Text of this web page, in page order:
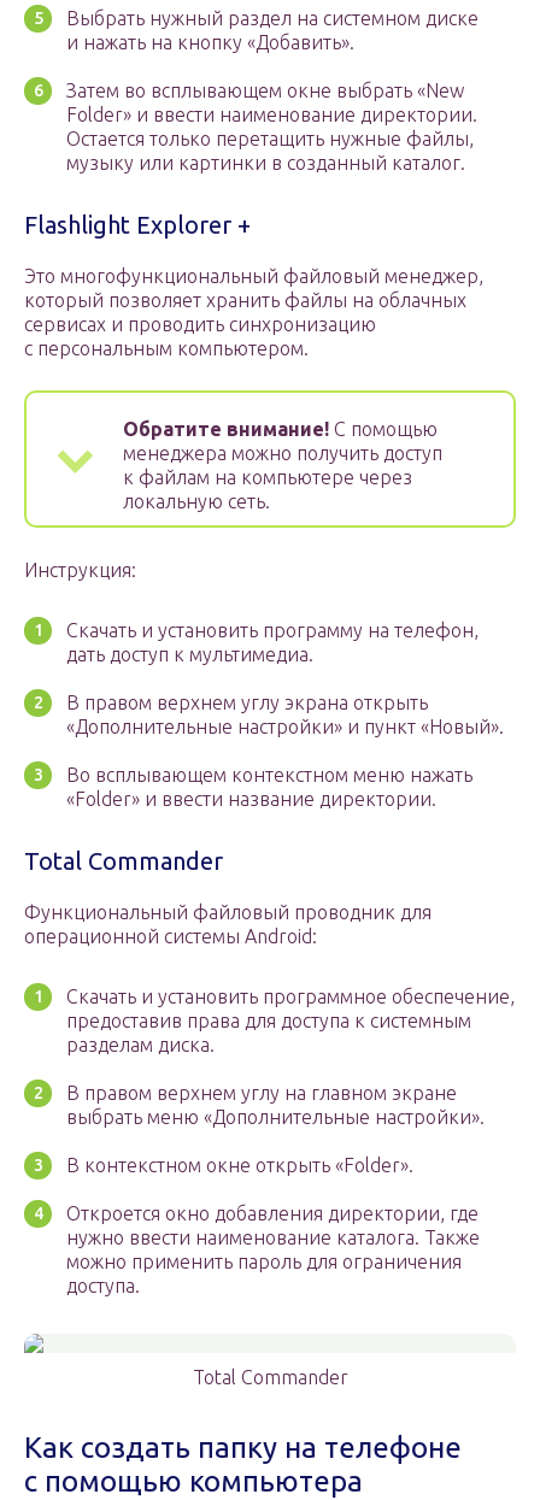
Выбрать нужный раздел на системном диске
и нажать на кнопку «Добавить».
Затем во всплывающем окне выбрать «New
Folder» и ввести наименование директории.
Остается только перетащить нужные файлы,
музыку или картинки в созданный каталог.
Flashlight Explorer +
Это многофункциональный файловый менеджер,
который позволяет хранить файлы на облачных
сервисах и проводить синхронизацию
с персональным компьютером.
Обратите внимание! С помощью
менеджера можно получить доступ
к файлам на компьютере через
локальную сеть.
Инструкция:
Скачать и установить программу на телефон,
дать доступ к мультимедиа.
В правом верхнем углу экрана открыть
«Дополнительные настройки» и пункт «Новый».
Во всплывающем контекстном меню нажать
«Folder» и ввести название директории.
Total Commander
Функциональный файловый проводник для
операционной системы Android:
Скачать и установить программное обеспечение,
предоставив права для доступа к системным
разделам диска.
В правом верхнем углу на главном экране
выбрать меню «Дополнительные настройки».
В контекстном окне открыть «Folder».
Откроется окно добавления директории, где
нужно ввести наименование каталога. Также
можно применить пароль для ограничения
доступа.
Total Commander
Как создать папку на телефоне
с помощью компьютера